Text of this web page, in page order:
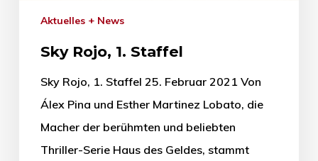
Aktuelles + News
Sky Rojo, 1. Staffel
Sky Rojo, 1. Staffel 25. Februar 2021 Von
Álex Pina und Esther Martinez Lobato, die
Macher der berühmten und beliebten
Thriller-Serie Haus des Geldes, stammt